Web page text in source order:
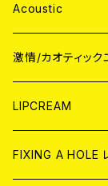
Acoustic
JAPAN
CD
ANALOG
WORLD
CD
激情/カオティック
JAPAN
CD
WORLD
LIPCREAM
CD
FIXING A HOLE